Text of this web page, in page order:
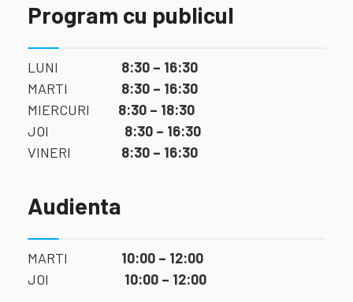
Program cu publicul
LUNI 8:30 – 16:30
MARTI 8:30 – 16:30
MIERCURI 8:30 – 18:30
JOI 8:30 – 16:30
VINERI 8:30 – 16:30
Audienta
MARTI 10:00 – 12:00
JOI 10:00 – 12:00